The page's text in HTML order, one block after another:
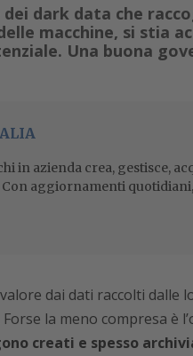
dark data che
macchine, si stia
Una buona
in azienda crea, gestisce,
aggiornamenti
dai dati raccolti dalle
la meno compresa è
creati e spesso